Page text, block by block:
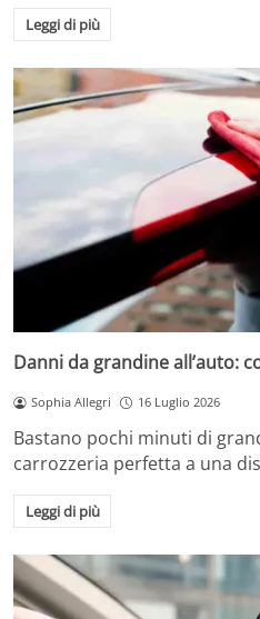
Leggi di più
Danni da grandine all’auto:
Sophia Allegri 16 Luglio 2026
Bastano pochi minuti di
carrozzeria perfetta a una
Leggi di più